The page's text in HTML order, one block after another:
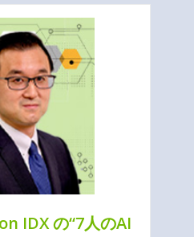
IDX の“7人のAI